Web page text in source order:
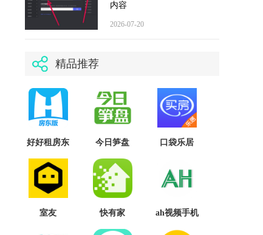
内容
2026-07-20
精品推荐
好好租房东
今日笋盘 口袋乐居
室友 快有家
ah视频手机